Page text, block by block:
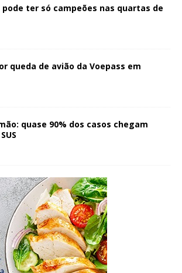
pode ter só campeões nas quartas de
queda de avião da Voepass em
quase 90% dos casos chegam